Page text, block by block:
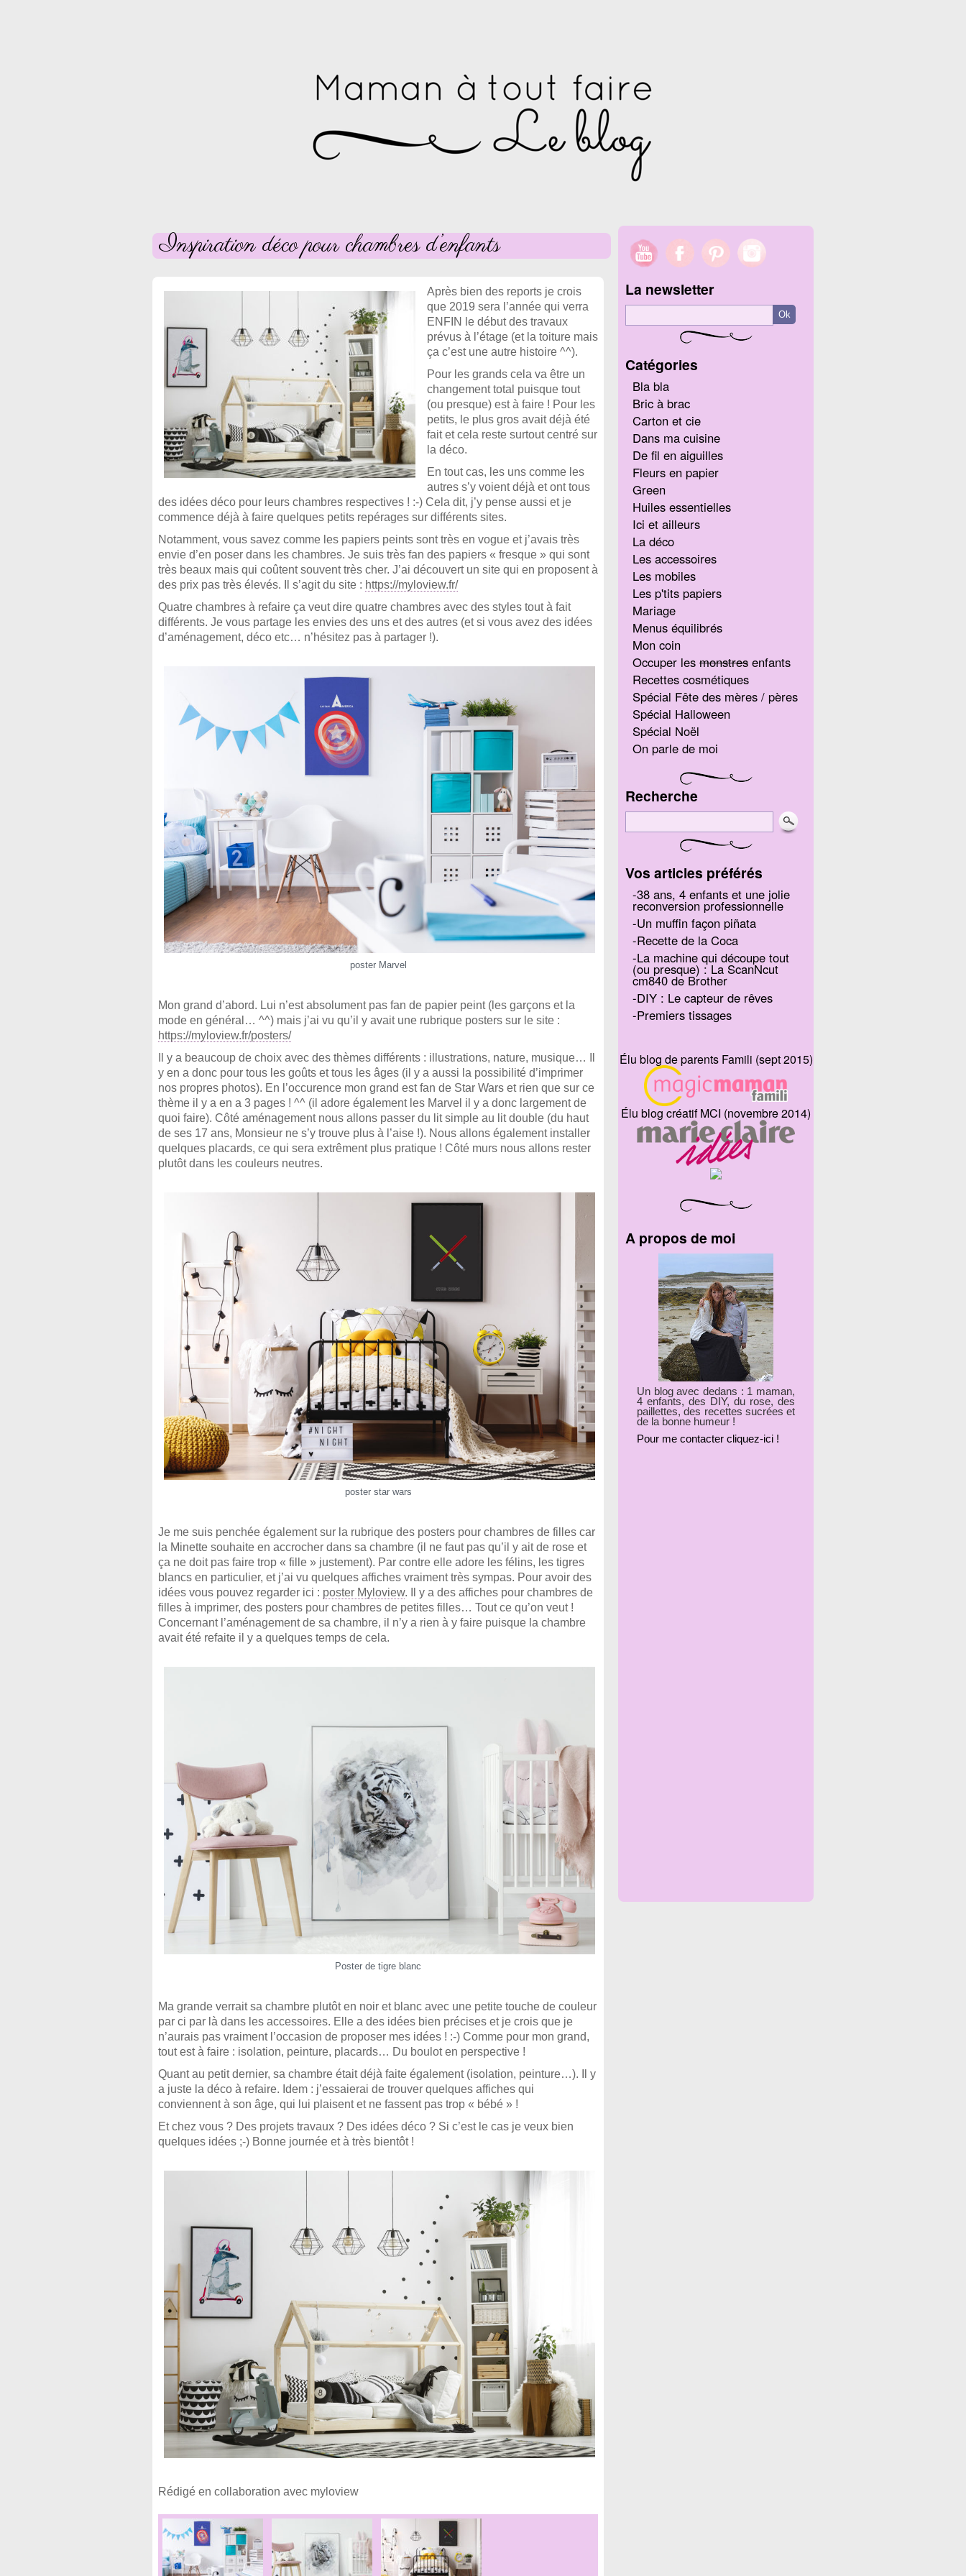
Inspiration déco pour chambres d’enfants
Après bien des reports je crois
que 2019 sera l’année qui verra
ENFIN le début des travaux
prévus à l’étage (et la toiture mais
ça c’est une autre histoire ^^).
Pour les grands cela va être un
changement total puisque tout
(ou presque) est à faire ! Pour les
petits, le plus gros avait déjà été
fait et cela reste surtout centré sur
la déco.
En tout cas, les uns comme les
autres s’y voient déjà et ont tous
des idées déco pour leurs chambres respectives ! :-) Cela dit, j’y pense aussi et je
commence déjà à faire quelques petits repérages sur différents sites.
Notamment, vous savez comme les papiers peints sont très en vogue et j’avais très
envie d’en poser dans les chambres. Je suis très fan des papiers « fresque » qui sont
très beaux mais qui coûtent souvent très cher. J’ai découvert un site qui en proposent à
des prix pas très élevés. Il s’agit du site : https://myloview.fr/
Quatre chambres à refaire ça veut dire quatre chambres avec des styles tout à fait
différents. Je vous partage les envies des uns et des autres (et si vous avez des idées
d’aménagement, déco etc… n’hésitez pas à partager !).
poster Marvel
Mon grand d’abord. Lui n’est absolument pas fan de papier peint (les garçons et la
mode en général… ^^) mais j’ai vu qu’il y avait une rubrique posters sur le site :
https://myloview.fr/posters/
Il y a beaucoup de choix avec des thèmes différents : illustrations, nature, musique… Il
y en a donc pour tous les goûts et tous les âges (il y a aussi la possibilité d’imprimer
nos propres photos). En l’occurence mon grand est fan de Star Wars et rien que sur ce
thème il y a en a 3 pages ! ^^ (il adore également les Marvel il y a donc largement de
quoi faire). Côté aménagement nous allons passer du lit simple au lit double (du haut
de ses 17 ans, Monsieur ne s’y trouve plus à l’aise !). Nous allons également installer
quelques placards, ce qui sera extrêment plus pratique ! Côté murs nous allons rester
plutôt dans les couleurs neutres.
poster star wars
Je me suis penchée également sur la rubrique des posters pour chambres de filles car
la Minette souhaite en accrocher dans sa chambre (il ne faut pas qu’il y ait de rose et
ça ne doit pas faire trop « fille » justement). Par contre elle adore les félins, les tigres
blancs en particulier, et j’ai vu quelques affiches vraiment très sympas. Pour avoir des
idées vous pouvez regarder ici : poster Myloview. Il y a des affiches pour chambres de
filles à imprimer, des posters pour chambres de petites filles… Tout ce qu’on veut !
Concernant l’aménagement de sa chambre, il n’y a rien à y faire puisque la chambre
avait été refaite il y a quelques temps de cela.
Poster de tigre blanc
Ma grande verrait sa chambre plutôt en noir et blanc avec une petite touche de couleur
par ci par là dans les accessoires. Elle a des idées bien précises et je crois que je
n’aurais pas vraiment l’occasion de proposer mes idées ! :-) Comme pour mon grand,
tout est à faire : isolation, peinture, placards… Du boulot en perspective !
Quant au petit dernier, sa chambre était déjà faite également (isolation, peinture…). Il y
a juste la déco à refaire. Idem : j’essaierai de trouver quelques affiches qui
conviennent à son âge, qui lui plaisent et ne fassent pas trop « bébé » !
Et chez vous ? Des projets travaux ? Des idées déco ? Si c’est le cas je veux bien
quelques idées ;-) Bonne journée et à très bientôt !
Rédigé en collaboration avec myloview
La newsletter
Catégories
Bla bla
Bric à brac
Carton et cie
Dans ma cuisine
De fil en aiguilles
Fleurs en papier
Green
Huiles essentielles
Ici et ailleurs
La déco
Les accessoires
Les mobiles
Les p'tits papiers
Mariage
Menus équilibrés
Mon coin
Occuper les monstres enfants
Recettes cosmétiques
Spécial Fête des mères / pères
Spécial Halloween
Spécial Noël
On parle de moi
Recherche
Vos articles préférés
38 ans, 4 enfants et une jolie
reconversion professionnelle
Un muffin façon piñata
Recette de la Coca
La machine qui découpe tout
(ou presque) : La ScanNcut
cm840 de Brother
DIY : Le capteur de rêves
Premiers tissages
Élu blog de parents Famili (sept 2015)
Élu blog créatif MCI (novembre 2014)
A propos de moi
Un blog avec dedans : 1 maman,
4 enfants, des DIY, du rose, des
paillettes, des recettes sucrées et
de la bonne humeur !
Pour me contacter cliquez-ici !